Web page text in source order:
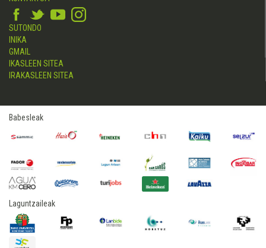
SUTONDO
INIKA
GMAIL
IKASLEEN SITEA
IRAKASLEEN SITEA
Babesleak
Laguntzaileak